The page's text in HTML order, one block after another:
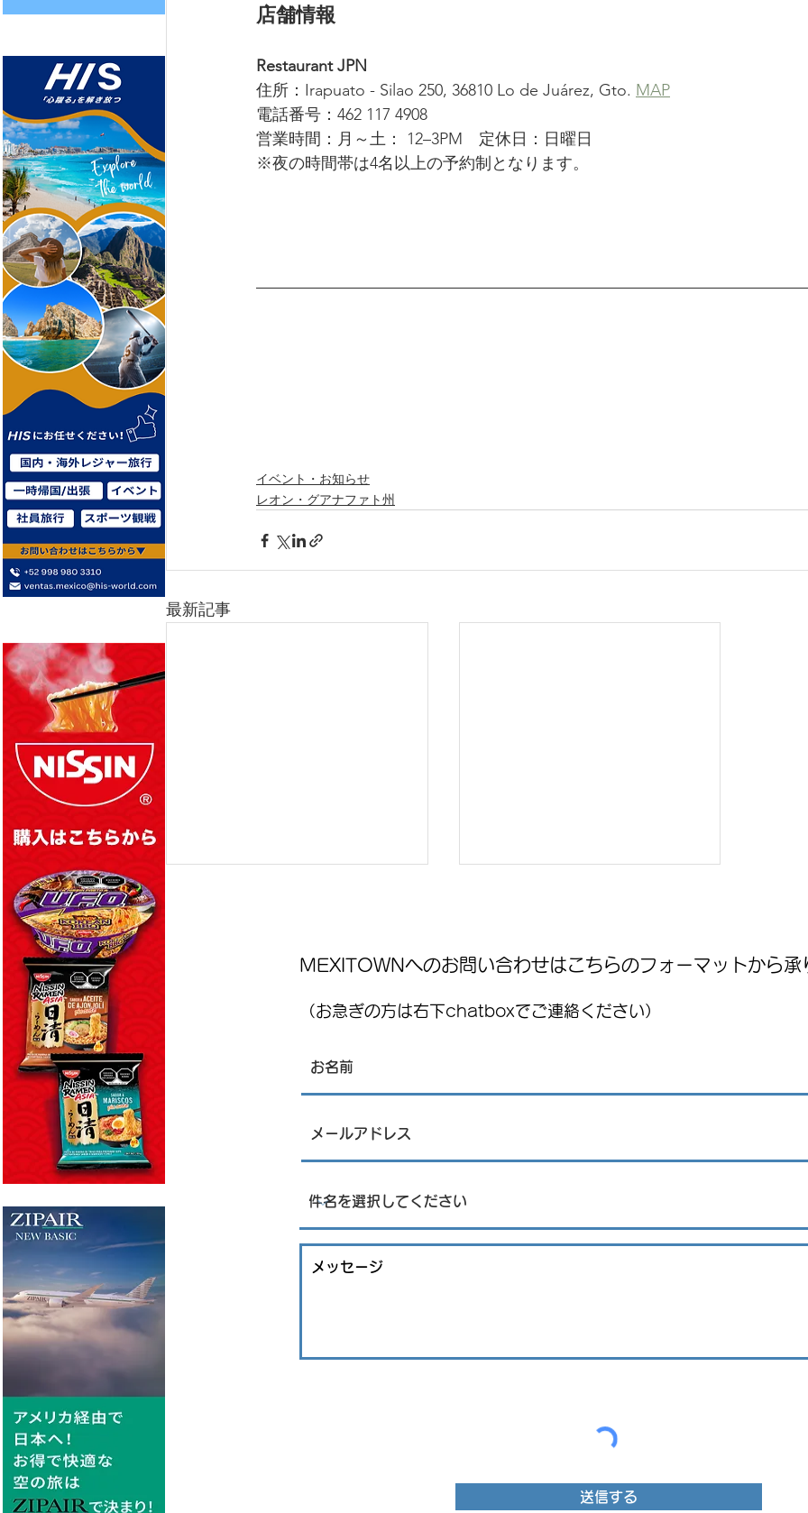
店舗情報
Restaurant JPN
住所：Irapuato - Silao 250, 36810 Lo de Juárez, Gto. MAP
電話番号：462 117 4908
営業時間：月～土： 12–3PM　定休日：日曜日
※夜の時間帯は4名以上の予約制となります。
イベント・お知らせ
レオン・グアナファト州
最新記事
、8月8日土曜日店内営業にて
MEXITOWNへのお問い合わせはこちらのフォーマットから承
（お急ぎの方は右下chatboxでご連絡ください）
送信する